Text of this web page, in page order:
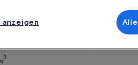
23
30
31
–
dem Jahr 1850 neu renoviert